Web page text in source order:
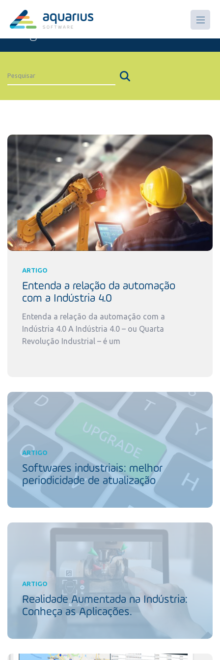
Artigos
ARTIGO
Entenda a relação da automação
com a Indústria 4.0
Entenda a relação da automação com a
Indústria 4.0 A Indústria 4.0 – ou Quarta
Revolução Industrial – é um
ARTIGO
Softwares industriais: melhor
periodicidade de atualização
ARTIGO
Realidade Aumentada na Indústria:
Conheça as Aplicações.